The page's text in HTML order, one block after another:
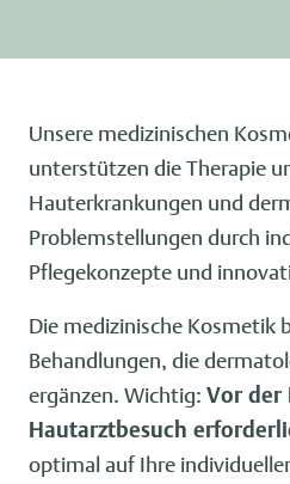
Unsere medizinischen
unterstützen die Therapie
Hauterkrankungen und
Problemstellungen durch
Pflegekonzepte und
Die medizinische
Behandlungen, die
ergänzen. Wichtig: Vor der
Hautarztbesuch
optimal auf Ihre